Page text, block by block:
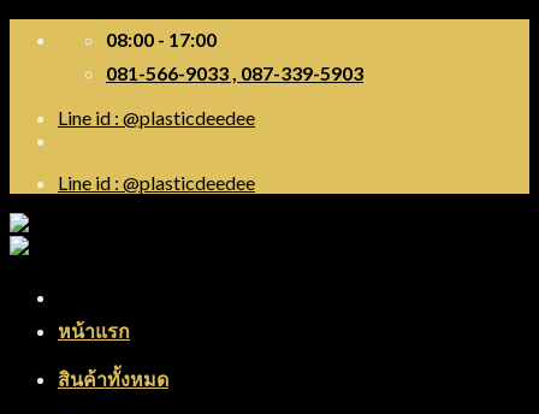
08:00 - 17:00
081-566-9033 , 087-339-5903
Line id : @plasticdeedee
Line id : @plasticdeedee
หน้าแรก
สินค้าทั้งหมด